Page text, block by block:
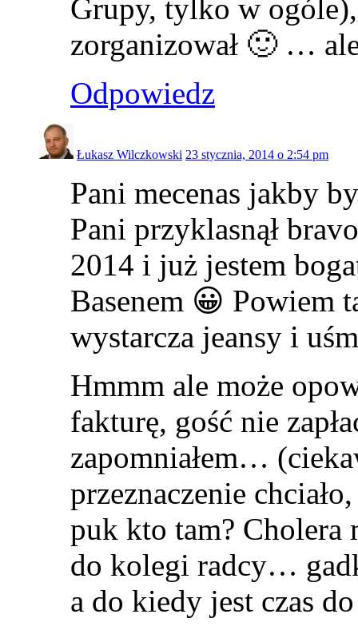
Grupy, tylko w
zorganizował 🙂 …
Odpowiedz
Łukasz Wilczkowski 23 stycznia, 2014 o 2:54 pm
Pani mecenas jakby
Pani przyklasnął
2014 i już jestem
Basenem 😀 Powiem
wystarcza jeansy i
Hmmm ale może
fakturę, gość nie
zapomniałem…
przeznaczenie
puk kto tam? Cholera
do kolegi radcy…
a do kiedy jest czas